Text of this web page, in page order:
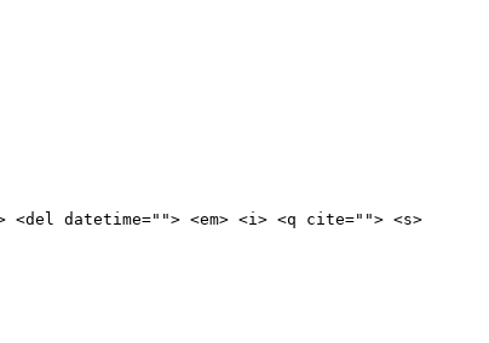
datetime=""> <em> <i> <q cite=""> <s>